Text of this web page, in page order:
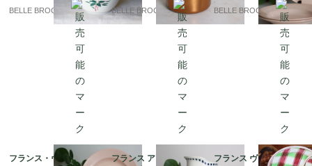
フランス発送（到着ま
で2-3週間）
BELLE BROCANTE
コッパー ミニ片手鍋
BELLE BROCANTE
発送（到着まで2-3週
BELLE BROCANTE
フランス・ヴィンテー
フランス アンティーク
フランス ヴィンテージ